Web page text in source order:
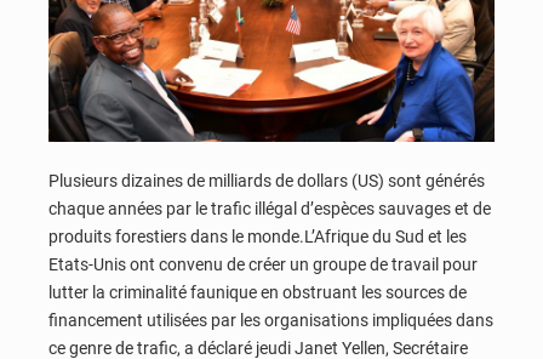
Plusieurs dizaines de milliards de dollars (US) sont générés
chaque années par le trafic illégal d’espèces sauvages et de
produits forestiers dans le monde.L’Afrique du Sud et les
Etats-Unis ont convenu de créer un groupe de travail pour
lutter la criminalité faunique en obstruant les sources de
financement utilisées par les organisations impliquées dans
ce genre de trafic, a déclaré jeudi Janet Yellen, Secrétaire